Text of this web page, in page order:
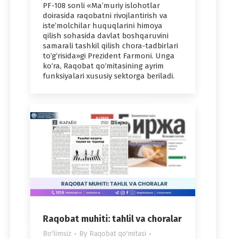
PF-108 sonli «Ma’muriy islohotlar
doirasida raqobatni rivojlantirish va
iste’molchilar huquqlarini himoya
qilish sohasida davlat boshqaruvini
samarali tashkil qilish chora-tadbirlari
to‘g‘risida»gi Prezident Farmoni. Unga
ko‘ra, Raqobat qo‘mitasining ayrim
funksiyalari xususiy sektorga beriladi.
Raqobat muhiti: tahlil va choralar
Bo'limsiz By Raqobat qo'mitasi